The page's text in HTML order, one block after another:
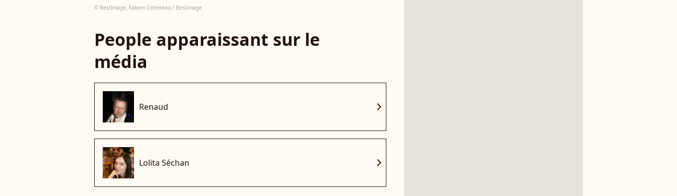
© BestImage, Fabien Cottereau / Bestimage
People apparaissant sur le
média
Renaud chevron_right
Lolita Séchan chevron_right